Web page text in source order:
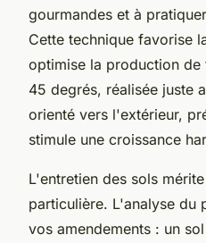
gourmandes et à
Cette technique favorise
optimise la production de
45 degrés, réalisée juste
orienté vers l'extérieur,
stimule une croissance
L'entretien des sols
particulière. L'analyse du
vos amendements : un